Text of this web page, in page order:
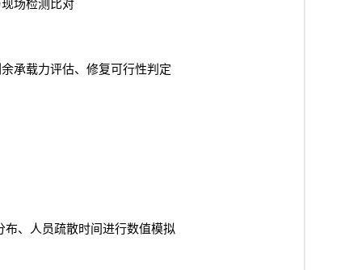
场检测比对
承载力评估、修复可行性判定
、人员疏散时间进行数值模拟